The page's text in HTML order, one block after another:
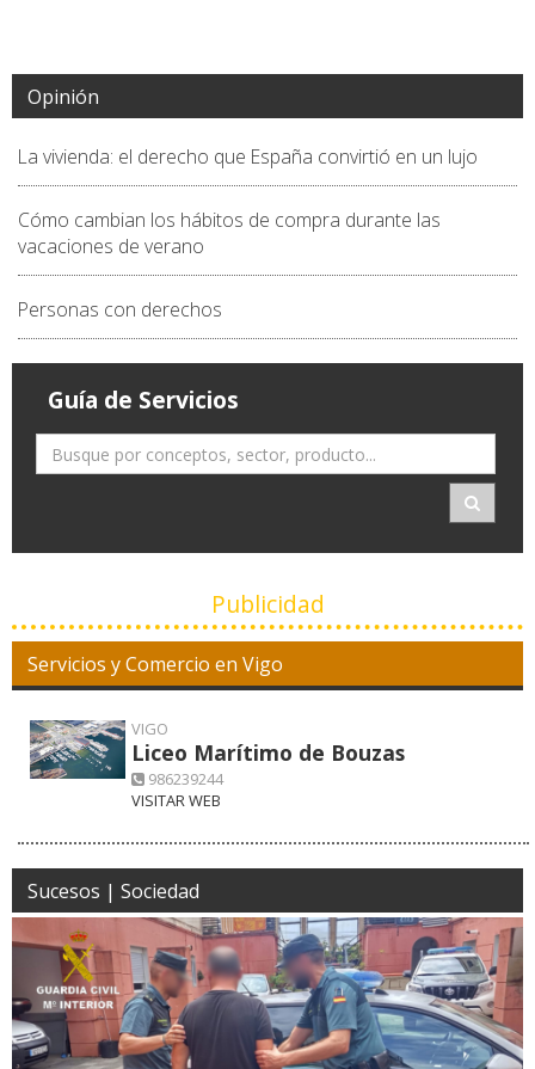
Opinión
La vivienda: el derecho que España convirtió en un lujo
Cómo cambian los hábitos de compra durante las
vacaciones de verano
Personas con derechos
Guía de Servicios
Publicidad
Servicios y Comercio en Vigo
VIGO
Liceo Marítimo de Bouzas
986239244
VISITAR WEB
Sucesos | Sociedad